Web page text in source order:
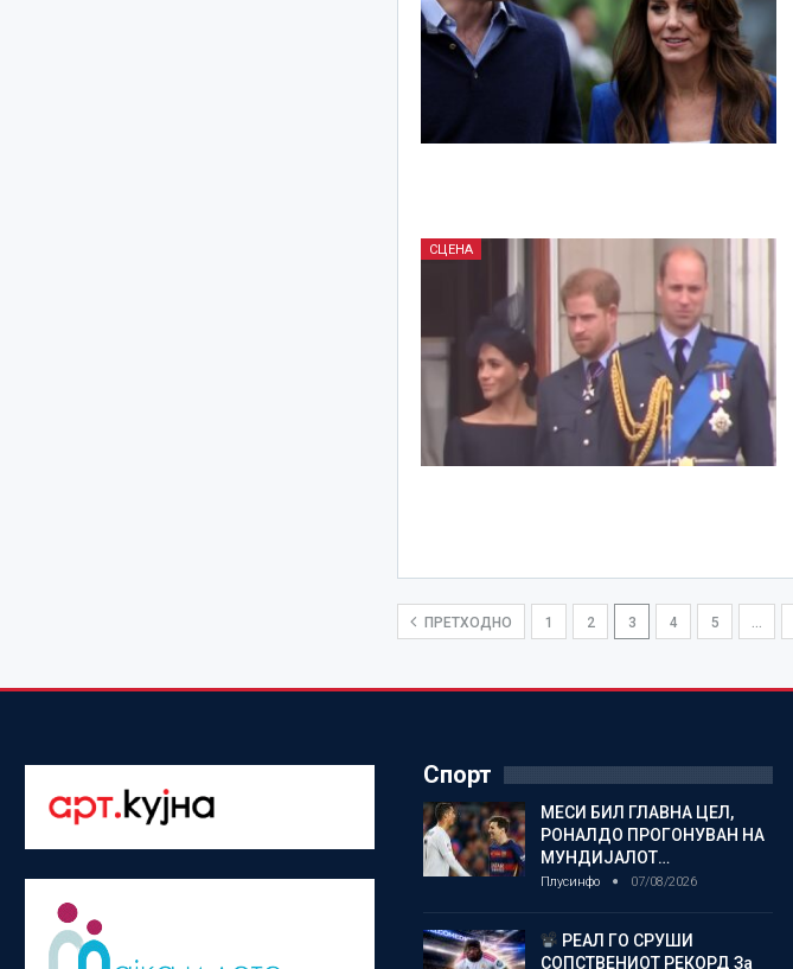
СЦЕНА
ПРЕТХОДНО 1 2 3 4 5 …
Спорт
МЕСИ БИЛ ГЛАВНА ЦЕЛ,
РОНАЛДО ПРОГОНУВАН НА
МУНДИЈАЛОТ…
Плусинфо 07/08/2026
РЕАЛ ГО СРУШИ
СОПСТВЕНИОТ РЕКОРД За